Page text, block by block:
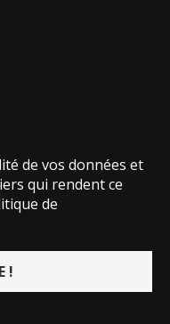
de vos données et
qui rendent ce
de